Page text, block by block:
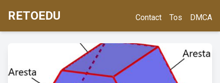
RETOEDU Contact Tos DMCA